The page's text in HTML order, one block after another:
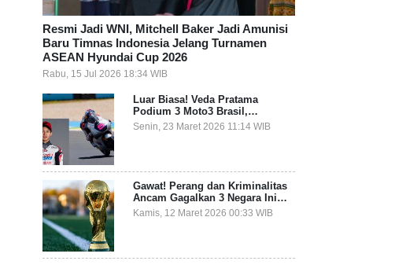
Resmi Jadi WNI, Mitchell Baker Jadi Amunisi
Baru Timnas Indonesia Jelang Turnamen
ASEAN Hyundai Cup 2026
Rabu, 15 Jul 2026 18:34 WIB
Luar Biasa! Veda Pratama
Podium 3 Moto3 Brasil,
Pembalap Indonesia Pertama
Juara Grand Prix
Senin, 23 Maret 2026 11:14 WIB
Gawat! Perang dan Kriminalitas
Ancam Gagalkan 3 Negara Ini
Ikut Piala Dunia 2026
Kamis, 12 Maret 2026 00:33 WIB